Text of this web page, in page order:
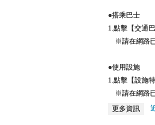
●搭乘巴士
1.點擊【交通
※請在網路已
●使用設施
1.點擊【設施
※請在網路已
更多資訊